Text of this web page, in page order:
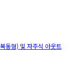
동형) 및 자주식 아웃트